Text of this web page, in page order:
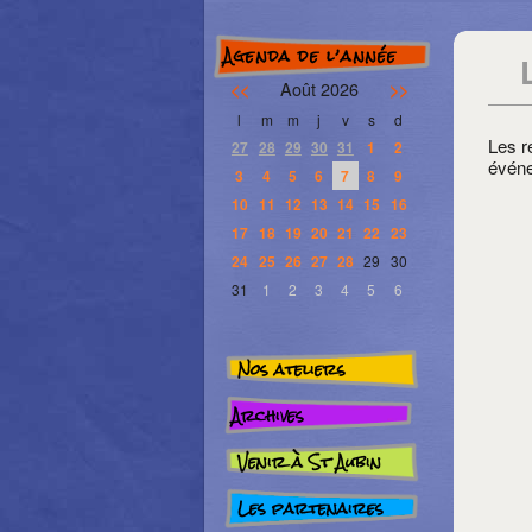
Les
Agenda de l’année
<< Août 2026 >>
l m m j v s d
27 28 29 30 31 1
2
3
4 5 6 7 8
9
10 11 12 13 14 15 16
17 18 19 20 21 22 23
24 25 26 27 28 29 30
31
1 2 3 4 5 6
Nos ateliers
Archives
Venir à St Aubin
Les partenaires